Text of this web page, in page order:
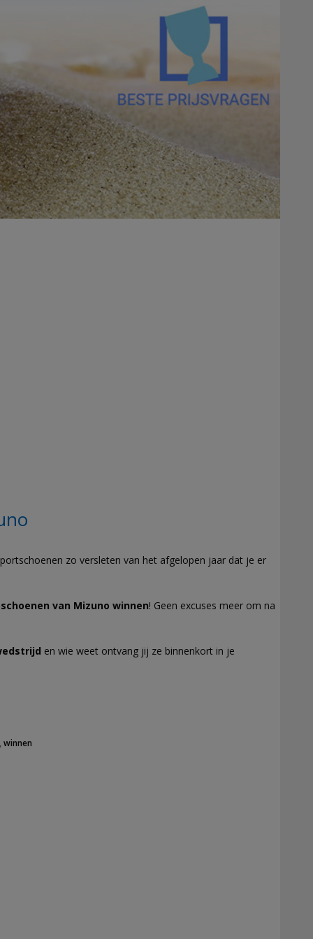
zo versleten van het afgelopen jaar dat je er
van Mizuno winnen! Geen excuses meer om na
en wie weet ontvang jij ze binnenkort in je
,winnen